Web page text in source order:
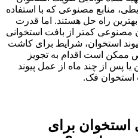
منابع مصنوعی که با استفاده
بهترین راه حل هستند. اما قدرت
مصنوعی کمتر از بافت استخوانی
استخوان، شرایط برای کاشت
ممکن است اقدام به تجویز
پس از چند ماه از عمل پیوند
استخوان فک.
برای